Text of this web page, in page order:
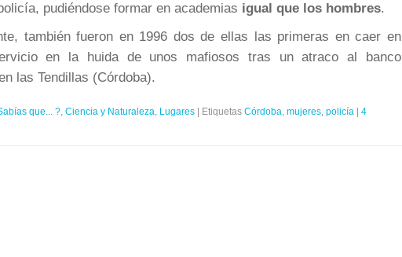
pudiéndose formar en academias igual que los hombres.
también fueron en 1996 dos de ellas las primeras en caer en
en la huida de unos mafiosos tras un atraco al banco
las Tendillas (Córdoba).
que... ?, Ciencia y Naturaleza, Lugares Etiquetas Córdoba, mujeres, policía
4